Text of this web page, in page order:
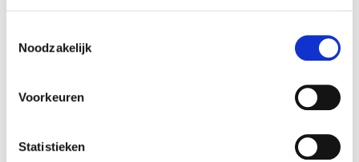
Noodzakelijk
Voorkeuren
Statistieken
Zie voor meer informatie:
Kids Lodge is een hoogwaardige